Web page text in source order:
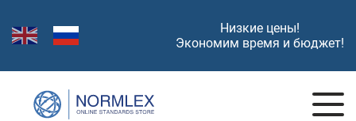
Низкие цены!
Экономим время и бюджет!